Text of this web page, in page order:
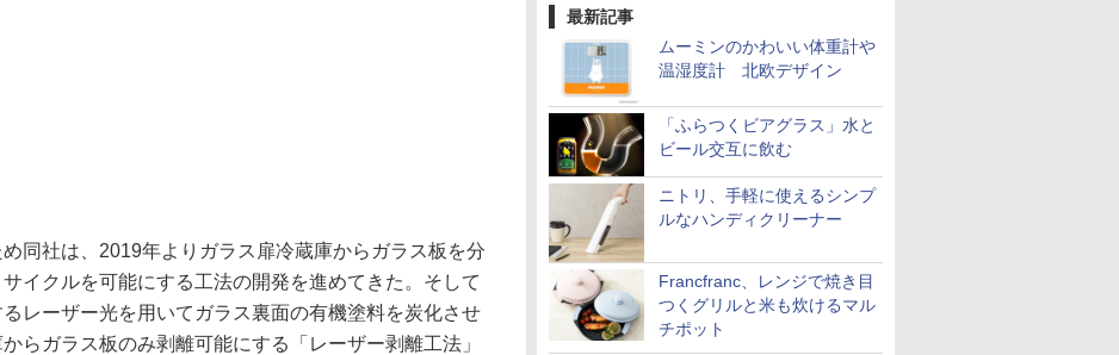
最新記事
ムーミンのかわいい体重計や
温湿度計 北欧デザイン
「ふらつくビアグラス」水と
ビール交互に飲む
ニトリ、手軽に使えるシンプ
ルなハンディクリーナー
Francfranc、レンジで焼き目
つくグリルと米も炊けるマル
チポット
同社は、2019年よりガラス扉冷蔵庫からガラス板を分
イクルを可能にする工法の開発を進めてきた。そして
レーザー光を用いてガラス裏面の有機塗料を炭化させ
らガラス板のみ剥離可能にする「レーザー剥離工法」